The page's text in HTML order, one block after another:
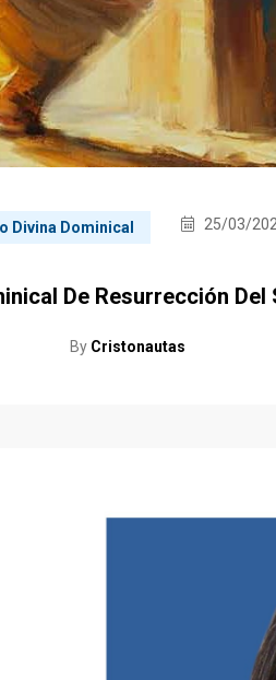
Divina Dominical 25/03/
De Resurrección Del
By Cristonautas